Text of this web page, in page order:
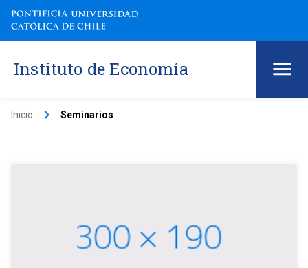
Instituto de Economía
Inicio keyboard_arrow_right Seminarios